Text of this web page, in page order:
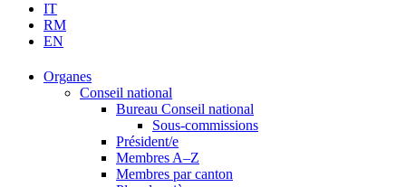
IT
RM
EN
Organes
Conseil national
Bureau Conseil national
Sous-commissions
Président/e
Membres A–Z
Membres par canton